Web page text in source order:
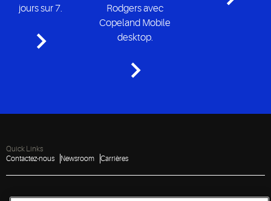
jours sur 7.
Rodgers avec
Copeland Mobile
desktop.
Quick Links
Contactez-nous
Newsroom Carrières